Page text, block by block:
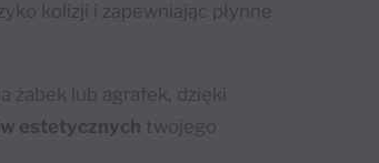
kolizji i zapewniając płynne
żabek lub agrafek, dzięki
estetycznych twojego